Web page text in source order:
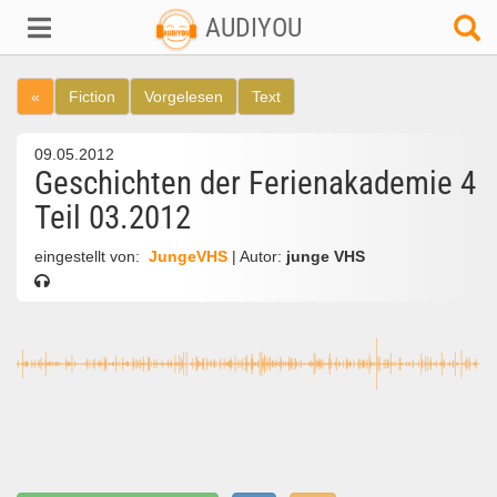
AUDIYOU
« Fiction Vorgelesen Text
09.05.2012
Geschichten der Ferienakademie 4
Teil 03.2012
eingestellt von: JungeVHS | Autor: junge VHS